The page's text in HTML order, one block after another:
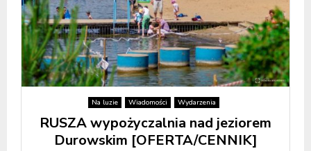
Na luzie Wiadomości Wydarzenia
RUSZA wypożyczalnia nad jeziorem
Durowskim [OFERTA/CENNIK]